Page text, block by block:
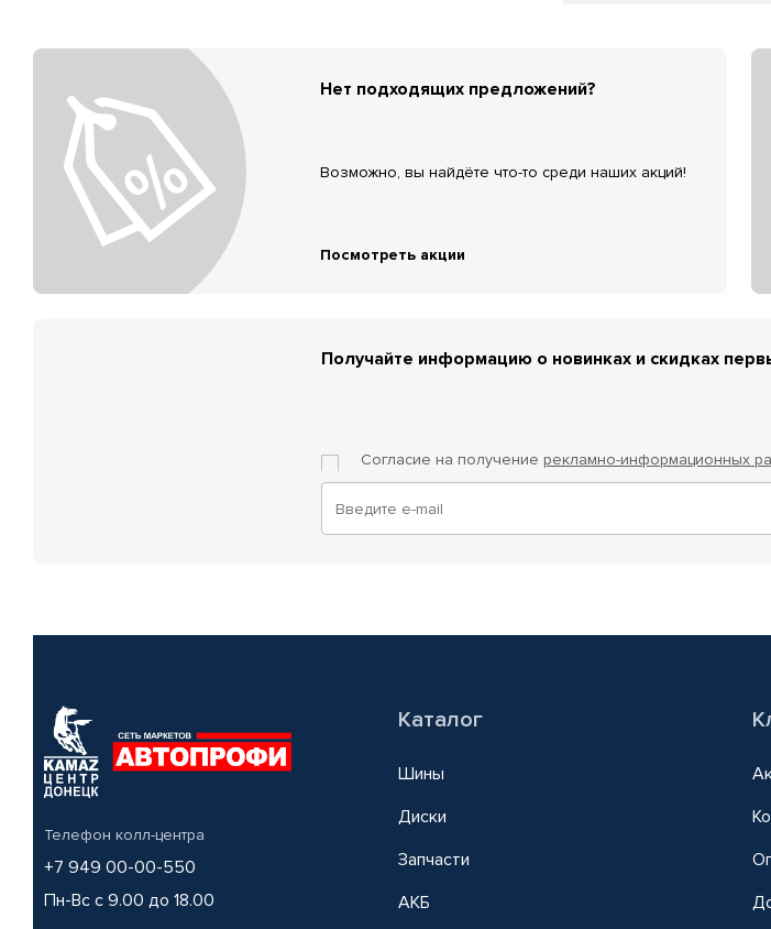
Нет подходящих предложений?
Возможно, вы найдёте что-то среди наших акций!
Посмотреть акции
Получайте информацию о новинках и скидках
Согласие на получение рекламно-информационных
Телефон колл-центра
+7 949 00-00-550
Пн-Вс с 9.00 до 18.00
Каталог
Шины
Диски
Запчасти
АКБ